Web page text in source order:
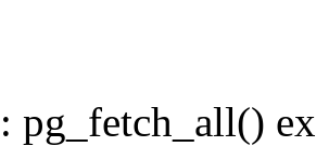
: pg_fetch_all()